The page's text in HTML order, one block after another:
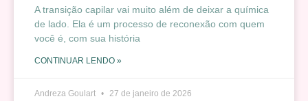
A transição capilar vai muito além de deixar a química
de lado. Ela é um processo de reconexão com quem
você é, com sua história
CONTINUAR LENDO »
Andreza Goulart 27 de janeiro de 2026